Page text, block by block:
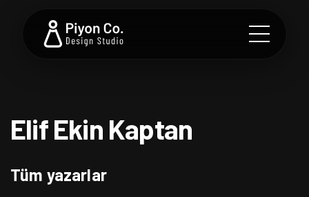
Elif Ekin Kaptan
Tüm yazarlar